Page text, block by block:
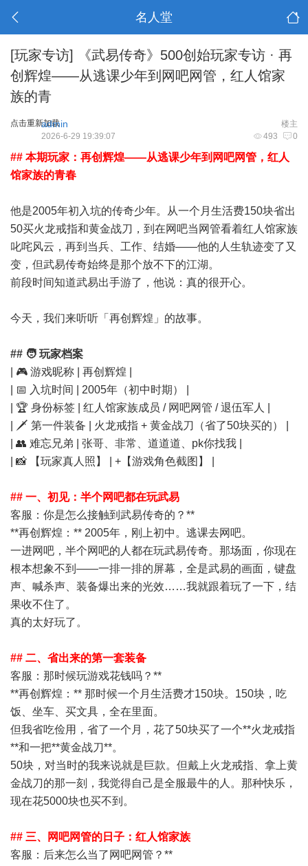
名人堂
[玩家专访]
《武易传奇》500创始玩家专访 · 再
创辉煌——从逃课少年到网吧网管，红人馆家
族的青
点击重新加载 楼主
admin
493 0
2026-6-29 19:39:07
## 本期玩家：再创辉煌——从逃课少年到网吧网管，红人
馆家族的青春
他是2005年初入坑的传奇少年。从一个月生活费150块省出
50买火龙戒指和黄金战刀，到在网吧当网管看着红人馆家族
叱咤风云，再到当兵、工作、结婚——他的人生轨迹变了又
变，但武易传奇始终是那个放不下的江湖。
前段时间知道武易出手游了，他说：真的很开心。
今天，我们来听听「再创辉煌」的故事。
## 🧑 玩家档案
| 🎮 游戏昵称 | 再创辉煌 |
| 📅 入坑时间 | 2005年（初中时期） |
| 🏆 身份标签 | 红人馆家族成员 / 网吧网管 / 退伍军人 |
| 🗡️ 第一件装备 | 火龙戒指 + 黄金战刀（省了50块买的） |
| 👥 难忘兄弟 | 张哥、非常、道道道、pk你找我 |
| 📸 【玩家真人照】 | +【游戏角色截图】 |
## 一、初见：半个网吧都在玩武易
客服：你是怎么接触到武易传奇的？**
**再创辉煌：** 2005年，刚上初中。逃课去网吧。
一进网吧，半个网吧的人都在玩武易传奇。那场面，你现在
根本想象不到——一排一排的屏幕，全是武易的画面，键盘
声、喊杀声、装备爆出来的光效……我就跟着玩了一下，结
果收不住了。
真的太好玩了。
## 二、省出来的第一套装备
客服 ：那时候玩游戏花钱吗？**
**再创辉煌：** 那时候一个月生活费才150块。150块，吃
饭、坐车、买文具，全在里面。
但我省吃俭用，省了一个月，花了50块买了一个**火龙戒指
**和一把**黄金战刀**。
50块，对当时的我来说就是巨款。但戴上火龙戒指、拿上黄
金战刀的那一刻，我觉得自己是全服最牛的人。那种快乐，
现在花5000块也买不到。
## 三、网吧网管的日子：红人馆家族
客服 ：后来怎么当了网吧网管？**